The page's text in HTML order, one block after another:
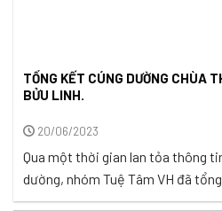
TỔNG KẾT CÚNG DƯỜNG CHÙA
BỬU LINH.
20/06/2023
Qua một thời gian lan tỏa thông
dường, nhóm Tuệ Tâm VH đã
chùa: chùa Thông Phước và